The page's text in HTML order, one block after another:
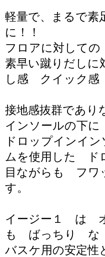
軽量で、まるで
に！！
フロアに対して
素早い蹴りだし
し感 クイック
接地感抜群であり
インソールの下に
ドロップインイ
ムを使用した
目ながらも フ
す。
イージー１ は
も ばっちり な
バスケ用の安定